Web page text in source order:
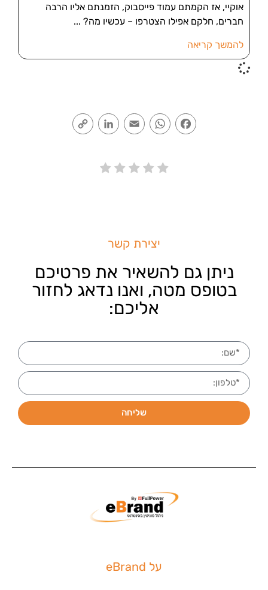
אוקיי, אז הקמתם עמוד פייסבוק, הזמנתם אליו הרבה
חברים, חלקם אפילו הצטרפו – עכשיו מה?
להמשך קריאה
Facebook
WhatsApp
Email
LinkedIn
יצירת קשר
ניתן גם להשאיר את פרטיכם
בטופס מטה, ואנו נדאג לחזור
אליכם:
שליחה
על eBrand